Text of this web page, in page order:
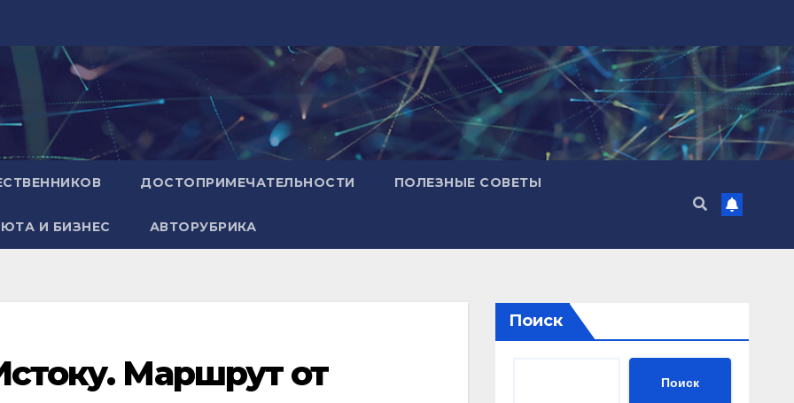
ДОСТОПРИМЕЧАТЕЛЬНОСТИ ПОЛЕЗНЫЕ СОВЕТЫ
И БИЗНЕС АВТОРУБРИКА
Маршрут от
Поиск
Поиск